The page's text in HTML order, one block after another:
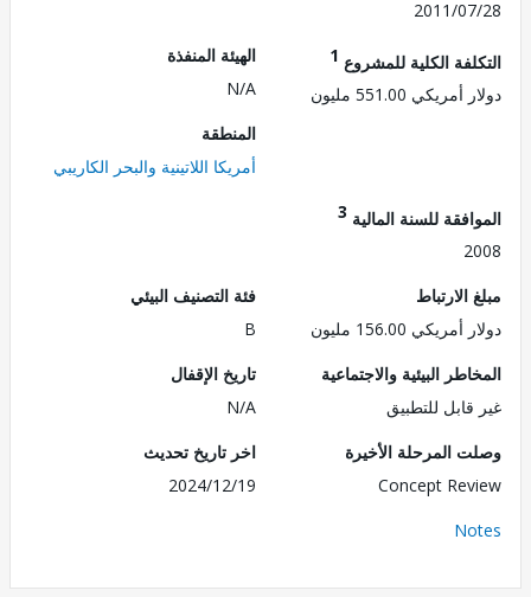
2011/
الكلية للمشروع1
551.00 مليون
الهيئة المنفذة
أمريكا اللاتينية والبحر الكاريبي
للسنة المالية3
156.00 مليون
فئة التصنيف البيئي
B
البيئية والاجتماعية
للتطبيق
تاريخ الإقفال
المرحلة الأخيرة
Concept
اخر تاريخ تحديث
2024/12/19